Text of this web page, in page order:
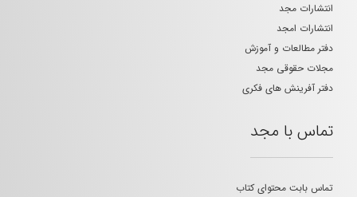
انتشارات مجد
انتشارات امجد
دفتر مطالعات و آموزش
مجلات حقوقی مجد
دفتر آفرینش های فکری
تماس با مجد
تماس بابت محتوای کتاب